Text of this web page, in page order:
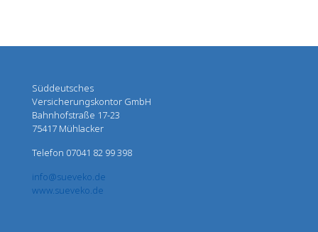
Süddeutsches
Versicherungskontor GmbH
Bahnhofstraße 17-23
75417 Mühlacker
Telefon 07041 82 99 398
info@sueveko.de
www.sueveko.de